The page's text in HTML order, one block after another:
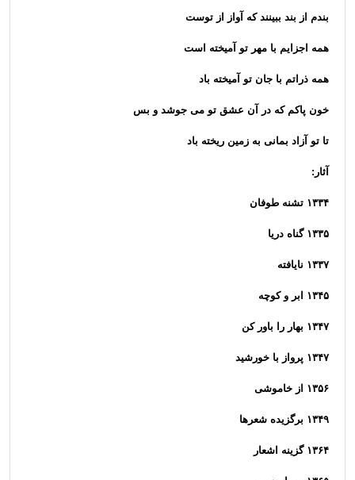
بندم از بند ببینند که آواز از توست
همه اجزایم با مهر تو آمیخته است
همه ذراتم با جان تو آمیخته باد
خون پاکم که در آن عشق تو می جوشد و بس
تا تو آزاد بمانی به زمین ریخته باد
آثار:
۱۳۳۴ تشنه طوفان
۱۳۳۵ گناه دریا
۱۳۳۷ نایافته
۱۳۴۵ ابر و کوچه
۱۳۴۷ بهار را باور کن
۱۳۴۷ پرواز با خورشید
۱۳۵۶ از خاموشی
۱۳۴۹ برگزیده شعرها
۱۳۶۴ گزینه اشعار